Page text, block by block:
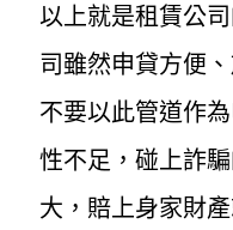
以上就是租賃公
司雖然申貸方便
不要以此管道作
性不足，碰上詐
大，賠上身家財產